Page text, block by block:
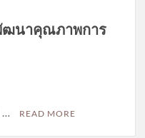
ฒนาคุณภาพการ
… READ MORE